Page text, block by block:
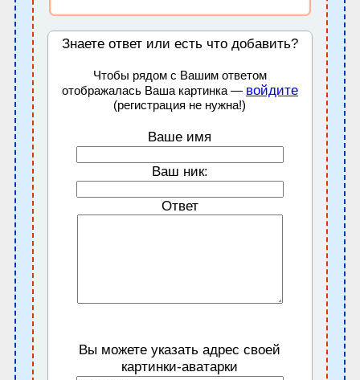
Знаете ответ или есть что добавить?
Чтобы рядом с Вашим ответом
отображалась Ваша картинка — войдите
(регистрация не нужна!)
Ваше имя
Ваш ник:
Ответ
Вы можете указать адрес своей
картинки-аватарки